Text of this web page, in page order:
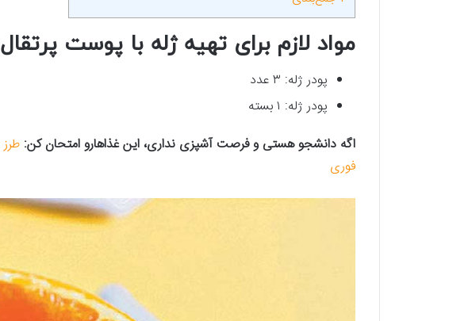
مواد لازم برای تهیه ژله با پوست پرتقال
پودر ژله: ۳ عدد
پودر ژله: ۱ بسته
اگه دانشجو هستی و فرصت آشپزی نداری، این غذاهارو امتحان کن:
فوری